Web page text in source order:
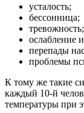
усталость;
бессонница;
тревожность;
ослабление
перепады
проблемы
К тому же такие
каждый 10-й
температуры при